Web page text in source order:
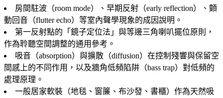
房間駐波（room mode）、早期反射（early reflection）、顫
動回音（flutter echo）等室內聲學現象的成因說明。
第一反射點的「鏡子定位法」與等邊三角喇叭擺位原則，
作為聆聽空間調整的通用參考。
吸音（absorption）與擴散（diffusion）在控制殘響與保留空
間感上的不同作用，以及牆角低頻陷阱（bass trap）對低頻的
處理原理。
一般居家軟裝（地毯、窗簾、布沙發、書櫃）作為天然吸